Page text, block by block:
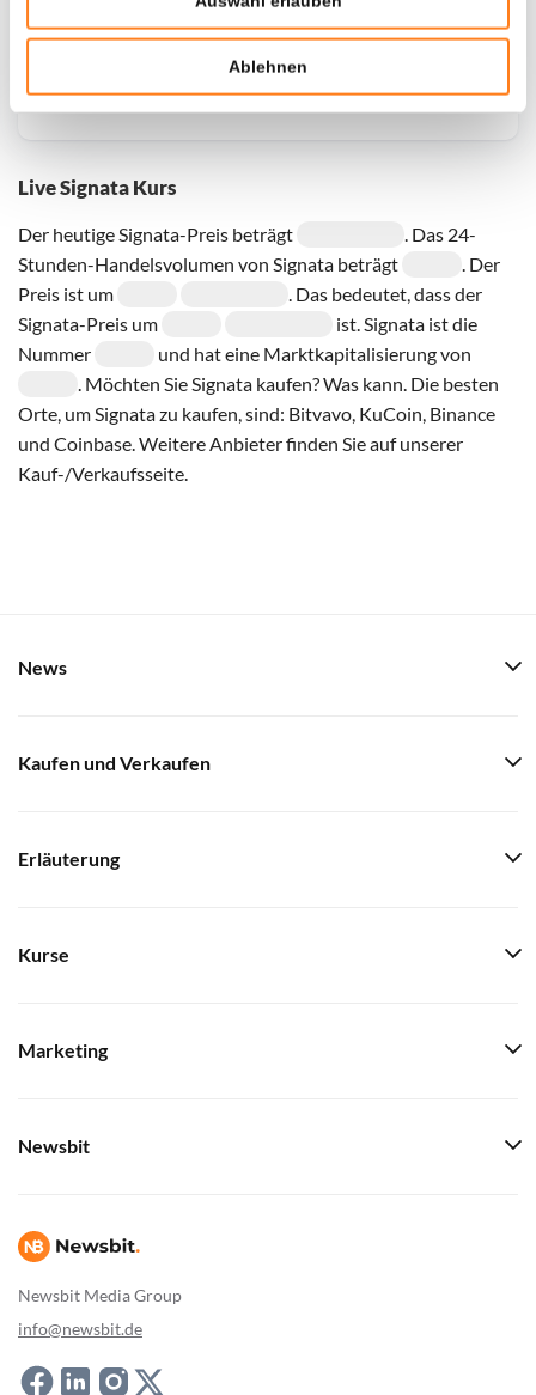
Ablehnen
Live Signata Kurs
Der heutige Signata-Preis beträgt
. Das 24-
Stunden-Handelsvolumen von Signata beträgt
. Der
Preis ist um
. Das bedeutet, dass der
Signata-Preis um
ist. Signata ist die
Nummer
und hat eine Marktkapitalisierung von
. Möchten Sie Signata kaufen? Was kann. Die besten
Orte, um Signata zu kaufen, sind: Bitvavo, KuCoin, Binance
und Coinbase. Weitere Anbieter finden Sie auf unserer
Kauf-/Verkaufsseite.
Newsbit Media Group
info@newsbit.de
News
Kaufen und Verkaufen
Erläuterung
Kurse
Marketing
Newsbit